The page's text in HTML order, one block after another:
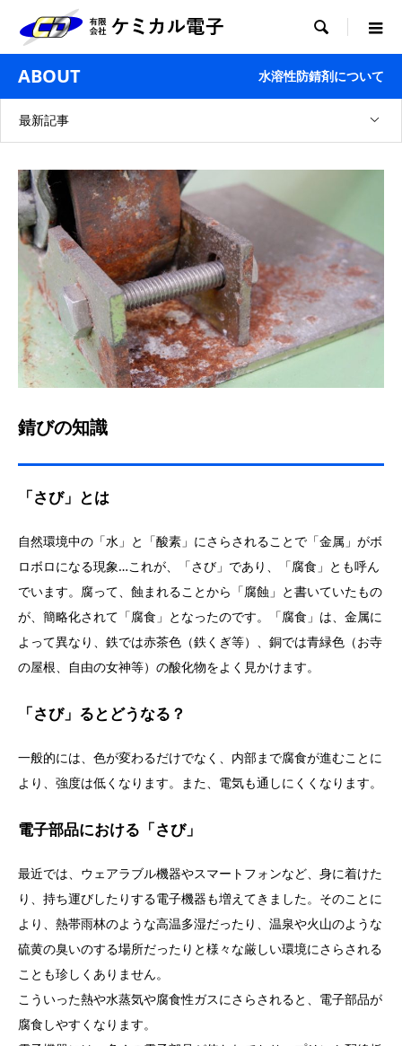

ABOUT 水溶性防錆剤について
最新記事
錆びの知識
「さび」とは
自然環境中の「水」と「酸素」にさらされることで「金属」がボ
ロボロになる現象…これが、「さび」であり、「腐食」とも呼ん
でいます。腐って、蝕まれることから「腐蝕」と書いていたもの
が、簡略化されて「腐食」となったのです。「腐食」は、金属に
よって異なり、鉄では赤茶色（鉄くぎ等）、銅では青緑色（お寺
の屋根、自由の女神等）の酸化物をよく見かけます。
「さび」るとどうなる？
一般的には、色が変わるだけでなく、内部まで腐食が進むことに
より、強度は低くなります。また、電気も通しにくくなります。
電子部品における「さび」
最近では、ウェアラブル機器やスマートフォンなど、身に着けた
り、持ち運びしたりする電子機器も増えてきました。そのことに
より、熱帯雨林のような高温多湿だったり、温泉や火山のような
硫黄の臭いのする場所だったりと様々な厳しい環境にさらされる
ことも珍しくありません。
こういった熱や水蒸気や腐食性ガスにさらされると、電子部品が
腐食しやすくなります。